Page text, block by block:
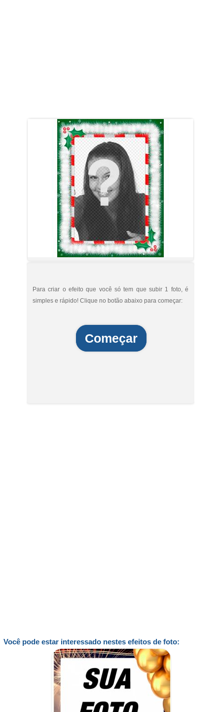
Para criar o efeito que você só tem que subir 1 foto, é
simples e rápido! Clique no botão abaixo para começar:
Começar
Você pode estar interessado nestes efeitos de foto: